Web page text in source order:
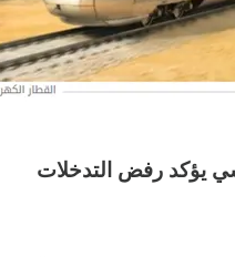
يؤكد رفض التدخلات